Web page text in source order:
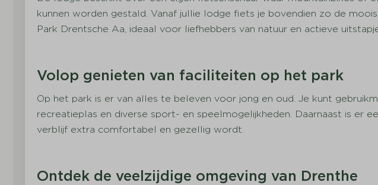
kunnen worden gestald. Vanaf jullie lodge fiets je bovendien zo de
Park Drentsche Aa, ideaal voor liefhebbers van natuur en actieve
Volop genieten van faciliteiten op het park
Op het park is er van alles te beleven voor jong en oud. Je kunt
recreatieplas en diverse sport- en speelmogelijkheden. Daarnaast is er
verblijf extra comfortabel en gezellig wordt.
Ontdek de veelzijdige omgeving van Drenthe